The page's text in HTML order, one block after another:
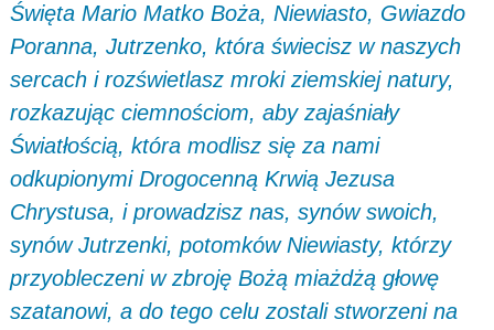
Święta Mario Matko Boża, Niewiasto, Gwiazdo
Poranna, Jutrzenko, która świecisz w naszych
sercach i rozświetlasz mroki ziemskiej natury,
rozkazując ciemnościom, aby zajaśniały
Światłością, która modlisz się za nami
odkupionymi Drogocenną Krwią Jezusa
Chrystusa, i prowadzisz nas, synów swoich,
synów Jutrzenki, potomków Niewiasty, którzy
przyobleczeni w zbroję Bożą miażdżą głowę
szatanowi, a do tego celu zostali stworzeni na